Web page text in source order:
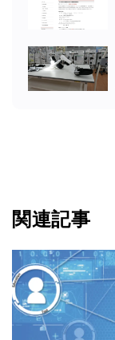
関連記事